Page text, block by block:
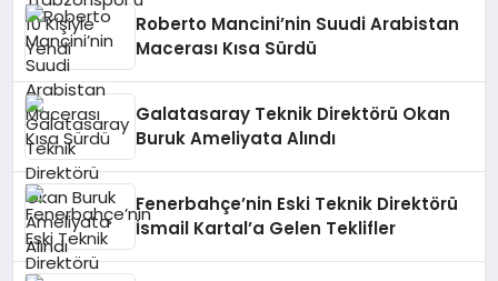
Roberto Mancini’nin Suudi Arabistan
Macerası Kısa Sürdü
Galatasaray Teknik Direktörü Okan
Buruk Ameliyata Alındı
Fenerbahçe’nin Eski Teknik Direktörü
İsmail Kartal’a Gelen Teklifler